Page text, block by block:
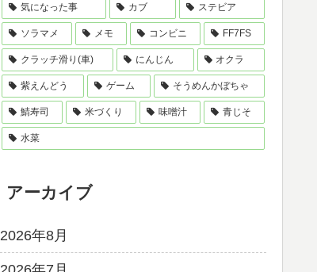
気になった事 カブ ステビア
ソラマメ メモ コンビニ FF7FS
クラッチ滑り(車) にんじん オクラ
紫えんどう ゲーム そうめんかぼちゃ
鯖寿司 米づくり 味噌汁 青じそ
水菜
アーカイブ
2026年8月